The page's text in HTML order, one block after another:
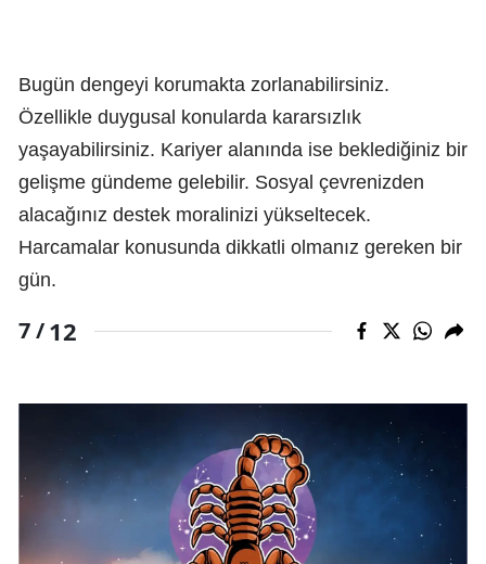
Bugün dengeyi korumakta zorlanabilirsiniz.
Özellikle duygusal konularda kararsızlık
yaşayabilirsiniz. Kariyer alanında ise beklediğiniz bir
gelişme gündeme gelebilir. Sosyal çevrenizden
alacağınız destek moralinizi yükseltecek.
Harcamalar konusunda dikkatli olmanız gereken bir
gün.
7 /12